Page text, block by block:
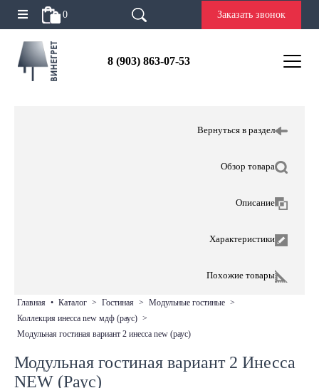
0 Заказать звонок
8 (903) 863-07-53
Вернуться в раздел
Обзор товара
Описание
Характеристики
Похожие товары
главная • каталог > гостиная > модульные гостиные >
коллекция инесса new мдф (раус) >
модульная гостиная вариант 2 инесса new (раус)
Модульная гостиная вариант 2 Инесса
NEW (Раус)